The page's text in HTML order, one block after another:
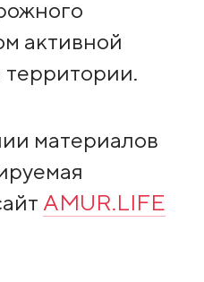
активной
материалов
AMUR.LIFE